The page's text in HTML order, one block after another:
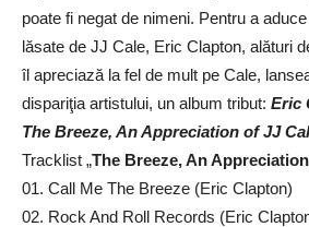
poate fi negat de nimeni. Pentru a
lăsate de JJ Cale, Eric Clapton, alături
îl apreciază la fel de mult pe Cale,
dispariţia artistului, un album tribut: Eric
The Breeze, An Appreciation of JJ
Tracklist „The Breeze, An
01. Call Me The Breeze (Eric Clapton)
02. Rock And Roll Records (Eric